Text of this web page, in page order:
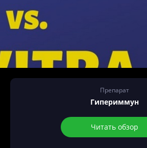
Препарат
Гипериммун
Читать обзор